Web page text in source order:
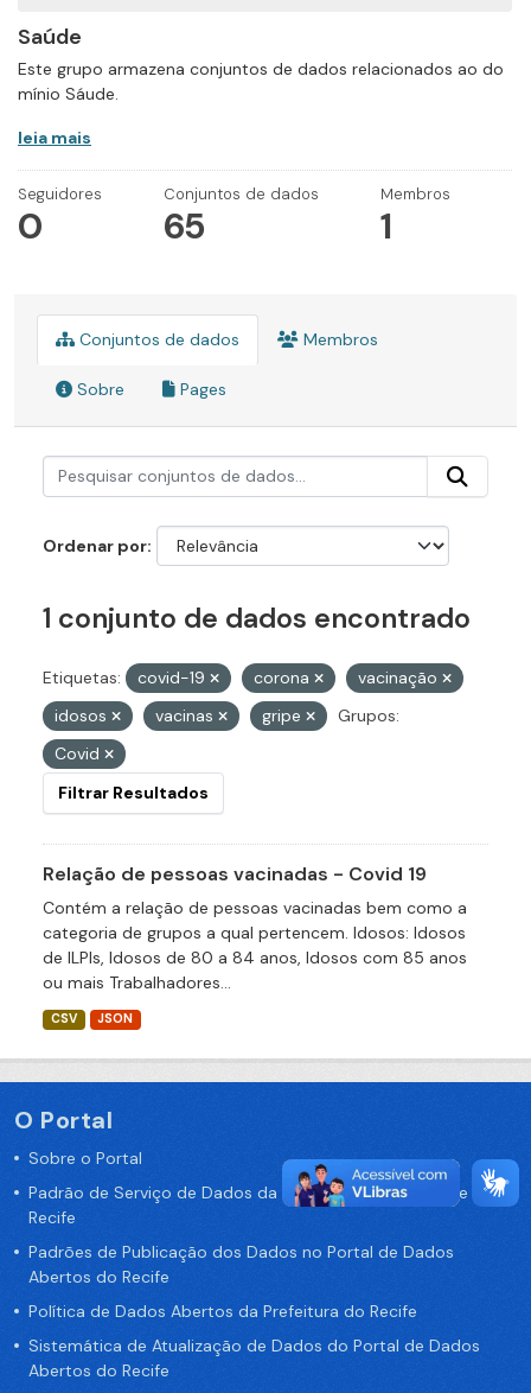
Saúde
Este grupo armazena conjuntos de dados relacionados ao do
mínio Sáude.
leia mais
Seguidores
0
Conjuntos de dados
65
Membros
1
Conjuntos de dados Membros
Sobre Pages
Ordenar por
1 conjunto de dados encontrado
Etiquetas: covid-19 corona
vacinação
idosos
vacinas gripe
Grupos:
Covid
Filtrar Resultados
Relação de pessoas vacinadas - Covid 19
Contém a relação de pessoas vacinadas bem como a
categoria de grupos a qual pertencem. Idosos: Idosos
de ILPIs, Idosos de 80 a 84 anos, Idosos com 85 anos
ou mais Trabalhadores...
CSV JSON
O Portal
Sobre o Portal
Padrão de Serviço de Dados da Prefeitura da Cidade de
Recife
Padrões de Publicação dos Dados no Portal de Dados
Abertos do Recife
Política de Dados Abertos da Prefeitura do Recife
Sistemática de Atualização de Dados do Portal de Dados
Abertos do Recife